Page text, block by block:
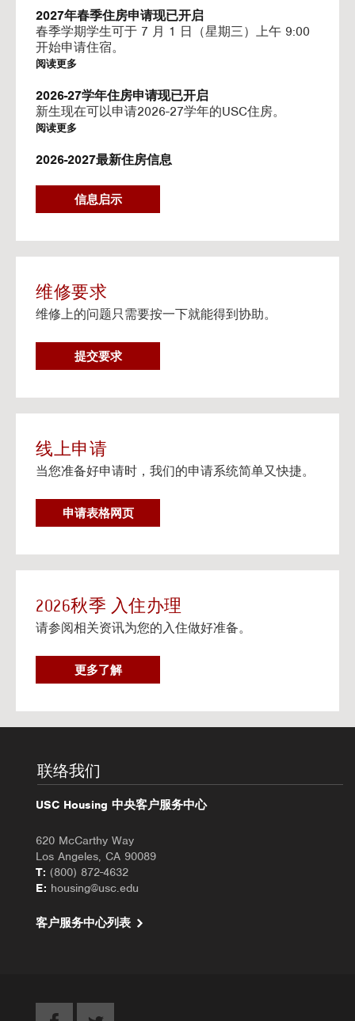
V
I
D
E
O
2027年春季住房申请现已开启
春季学期学生可于 7 月 1 日（星期三）上午 9:00
开始申请住宿。
阅读更多
2026-27学年住房申请现已开启
新生现在可以申请2026-27学年的USC住房。
阅读更多
2026-2027最新住房信息
Gateway apartments 将在(UHR)住房续约程序中可
用。
流媒体服务
在个人设备上观看流媒体电视
邮寄信息以及楼宇地址
阅读更多
信息启示
维修要求
维修上的问题只需要按一下就能得到协助。
提交要求维
修
线上申请
当您准备好申请时，我们的申请系统简单又快捷。
申请表格网页
2026秋季 入住办理
请参阅相关资讯为您的入住做好准备。
更多了解2
0
办
理
联络我们
USC Housing 中央客户服务中心
620 McCarthy Way
Los Angeles, CA 90089
T: (800) 872-4632
E: housing@usc.edu
客户服务中心列表